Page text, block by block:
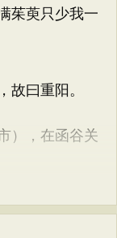
茱萸只少我一
故曰重阳。
），在函谷关